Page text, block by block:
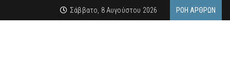
Σάββατο, 8 Αυγούστου 2026 ΡΟΉ ΆΡΘΡΩΝ